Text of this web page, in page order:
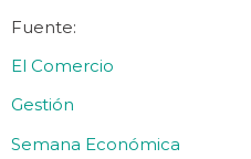
Fuente:
El Comercio
Gestión
Semana Económica